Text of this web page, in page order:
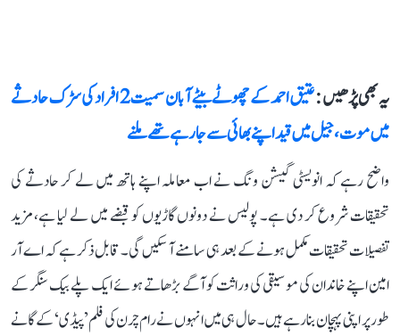
یہ بھی پڑھیں :
عتیق احمد کے چھوٹے بیٹے آبان سمیت 2 افراد کی سڑک حادثے
میں موت، جیل میں قید اپنے بھائی سے جا رہے تھے ملنے
واضح رہے کہ انویسٹی گیشن ونگ نے اب معاملہ اپنے ہاتھ میں لے کر حادثے کی
تحقیقات شروع کر دی ہے۔ پولیس نے دونوں گاڑیوں کو قبضے میں لے لیا ہے، مزید
تفصیلات تحقیقات مکمل ہونے کے بعد ہی سامنے آ سکیں گی۔ قابل ذکر ہے کہ اے آر
امین اپنے خاندان کی موسیقی کی وراثت کو آگے بڑھاتے ہوئے ایک پلے بیک سنگر کے
طور پر اپنی پہچان بنا رہے ہیں۔ حال ہی میں انہوں نے رام چرن کی فلم ’پیڈی‘ کے گانے